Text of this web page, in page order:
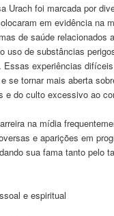
Urach foi marcada por
em evidência na
de saúde relacionados
uso de substâncias
Essas experiências
se tornar mais aberta
e do culto excessivo ao
na mídia
e aparições em
sua fama tanto pelo
e espiritual